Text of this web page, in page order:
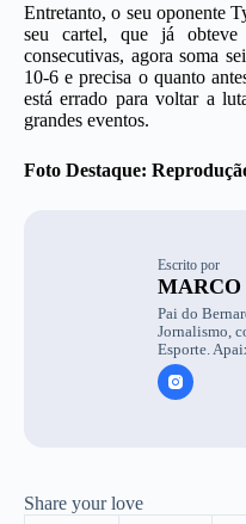
Entretanto, o seu oponente
seu cartel, que já obteve
consecutivas, agora soma
10-6 e precisa o quanto
está errado para voltar a
grandes eventos.
Foto Destaque:
Escrito por
MARCO
Pai do
Jornalismo,
Esporte.
Share your love